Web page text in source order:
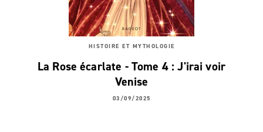
HISTOIRE ET MYTHOLOGIE
La Rose écarlate - Tome 4 : J'irai voir
Venise
03/09/2025